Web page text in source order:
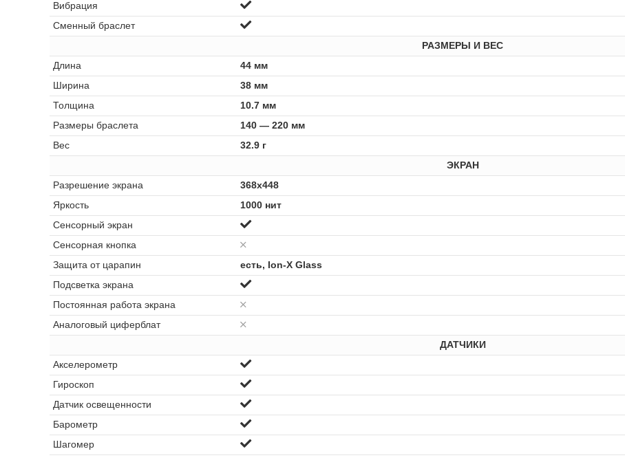
Вибрация
Сменный браслет
РАЗМЕРЫ И ВЕС
Длина
44 мм
Ширина
38 мм
Толщина
10.7 мм
Размеры браслета
140 — 220 мм
Вес
32.9 г
ЭКРАН
Разрешение экрана
368x448
Яркость
1000 нит
Сенсорный экран
Сенсорная кнопка
Защита от царапин
есть, Ion-X Glass
Подсветка экрана
Постоянная работа экрана
Аналоговый циферблат
ДАТЧИКИ
Акселерометр
Гироскоп
Датчик освещенности
Барометр
Шагомер